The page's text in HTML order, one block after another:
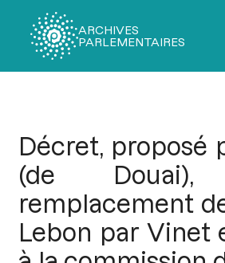
ARCHIVES
PARLEMENTAIRES
Décret, proposé
(de Douai),
remplacement
Lebon par Vinet